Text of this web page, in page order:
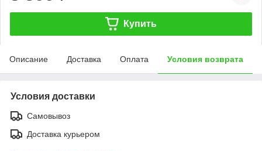
Купить
Описание Доставка Оплата Условия возврата
Условия доставки
Самовывоз
Доставка курьером